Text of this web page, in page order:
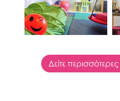
Δείτε